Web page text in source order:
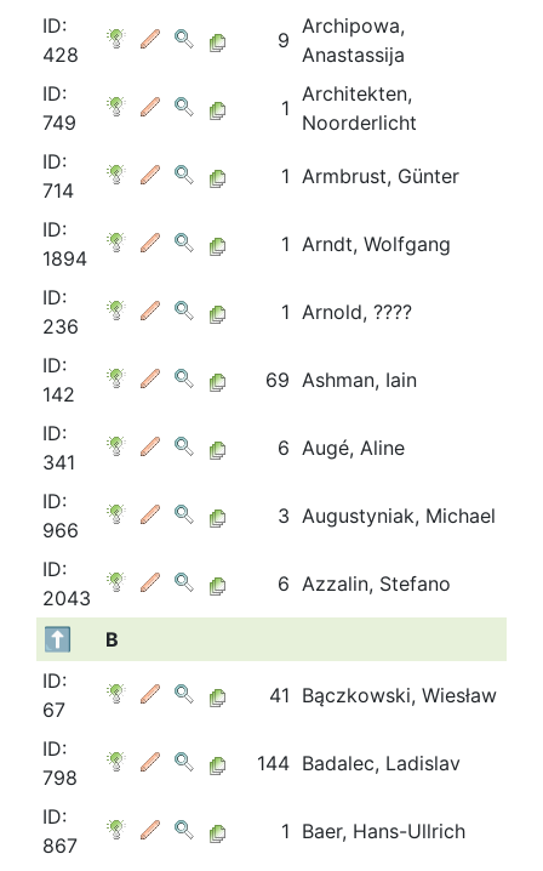
ID:
428
9
Archipowa,
Anastassija
ID:
749
1
Architekten,
Noorderlicht
ID:
714
1 Armbrust, Günter
ID:
1894
1 Arndt, Wolfgang
ID:
236
1 Arnold, ????
ID:
142
69 Ashman, Iain
ID:
341
6 Augé, Aline
ID:
966
3 Augustyniak, Michael
ID:
2043
6 Azzalin, Stefano
B
ID:
67
41 Bączkowski, Wiesław
ID:
798
144 Badalec, Ladislav
ID:
867
1 Baer, Hans-Ullrich